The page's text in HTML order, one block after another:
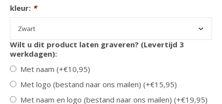
Leren schrijfmap A4 met
€119,95
kleur: *
Wilt u dit product laten graveren? (Levertijd 3
werkdagen):
Met naam (+€10,95)
Met logo (bestand naar ons mailen) (+€15,95)
Met naam en logo (bestand naar ons mailen) (+€19,95)